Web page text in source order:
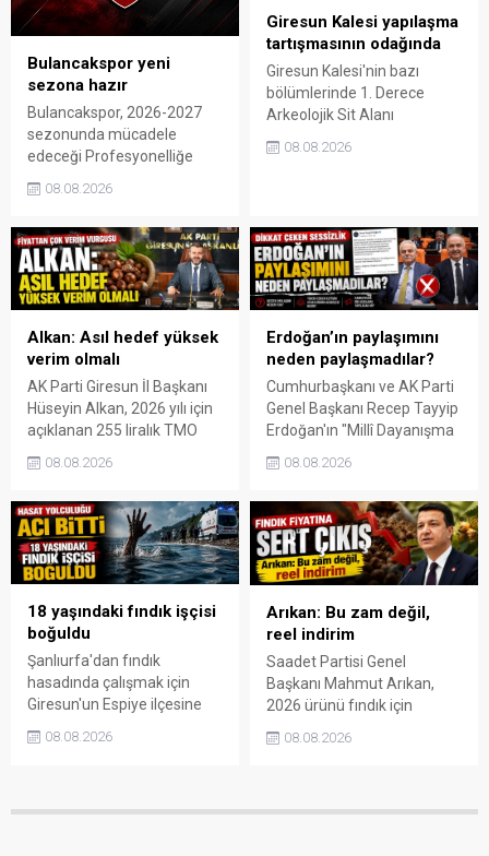
Bulancakspor yeni
sezona hazır
Bulancakspor, 2026-2027
sezonunda mücadele
edeceği Profesyonelliğe
Geçiş Ligi için katılım ücretini
yatırarak resmi süreci
çalışmalarının da büyük
ölçüde tamamlandığını
açıklayarak yeni sezon
öncesinde iddiasını ortaya
koydu.
08.08.2026
Giresun Kalesi yapılaşma
tartışmasının odağında
Giresun Kalesi'nin bazı
bölümlerinde 1. Derece
Arkeolojik Sit Alanı
statüsünün 3. Derece
Arkeolojik Sit Alanı'na
tepki gösterdi. Oda, alınan
kararın kaleyi yapılaşmaya
açacağı uyarısında
bulunarak revizyonun iptal
edilmesini istedi.
08.08.2026
Alkan: Asıl hedef yüksek
verim olmalı
AK Parti Giresun İl Başkanı
Hüseyin Alkan, 2026 yılı için
açıklanan 255 liralık TMO
fındık alım fiyatını
değerlendirirken,
üzerinden yürütülmemesi
gerektiğini söyledi. Alkan,
üreticinin kalıcı kazancının
yüksek verim ve yüksek
randımandan geçtiğini ifade
etti.
08.08.2026
Erdoğan’ın paylaşımını
neden paylaşmadılar?
Cumhurbaşkanı ve AK Parti
Genel Başkanı Recep Tayyip
Erdoğan'ın "Millî Dayanışma
ve Toplumsal
Bütünleşmenin
Kanun Teklifi" ile ilgili 5
Ağustos'ta yaptığı sosyal
medya paylaşımı, AK Parti
Giresun Milletvekilleri Ali
Temür ve Prof. Dr. Nazım
Elmas'ın Facebook
durum sosyal medyada
dikkat çeken bir tartışmayı
da...
08.08.2026
18 yaşındaki fındık işçisi
boğuldu
Şanlıurfa'dan fındık
hasadında çalışmak için
Giresun'un Espiye ilçesine
gelen 18 yaşındaki Adem
Mengi, sabah saatlerinde
hastanede yapılan tüm
08.08.2026
Arıkan: Bu zam değil,
reel indirim
Saadet Partisi Genel
Başkanı Mahmut Arıkan,
2026 ürünü fındık için
fiyatına sert tepki gösterdi.
belirlenen rakamın üreticiyi
08.08.2026